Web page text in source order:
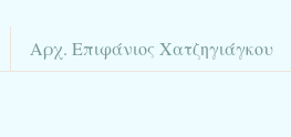
Αρχ. Επιφάνιος Χατζηγιάγκου